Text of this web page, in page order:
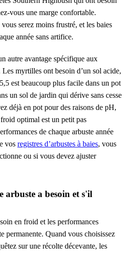
vous une marge confortable.
serez moins frustré, et les baies
année sans artifice.
autre avantage spécifique aux
myrtilles ont besoin d’un sol acide,
est beaucoup plus facile dans un pot
un sol de jardin qui dérive sans cesse
déjà en pot pour des raisons de pH,
optimal est un petit pas
de chaque arbuste année
vos registres d’arbustes à baies, vous
ou si vous devez ajuster
arbuste a besoin et s'il
en froid et les performances
permanente. Quand vous choisissez
sur une récolte décevante, les